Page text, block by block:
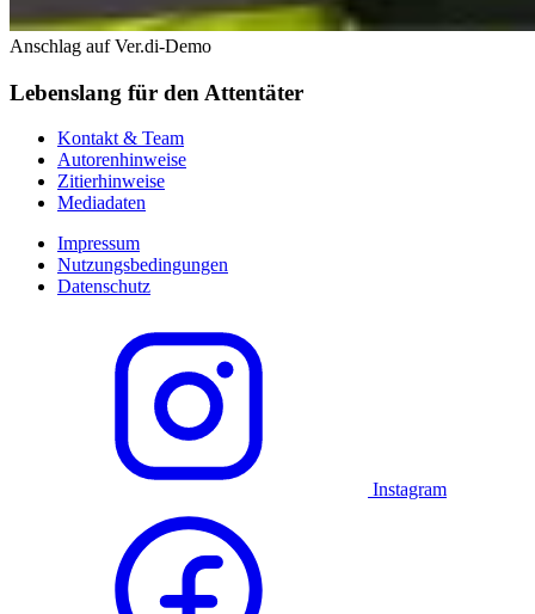
Anschlag auf Ver.di-Demo
Lebenslang für den Attentäter
Kontakt & Team
Autorenhinweise
Zitierhinweise
Mediadaten
Impressum
Nutzungsbedingungen
Datenschutz
Instagram